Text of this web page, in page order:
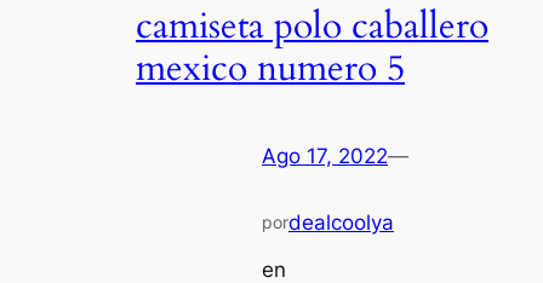
camiseta polo caballero
mexico numero 5
Ago 17, 2022—
pordealcoolya
en